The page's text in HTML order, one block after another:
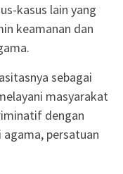
kasus lain yang
keamanan dan
sebagai
masyarakat
dengan
persatuan